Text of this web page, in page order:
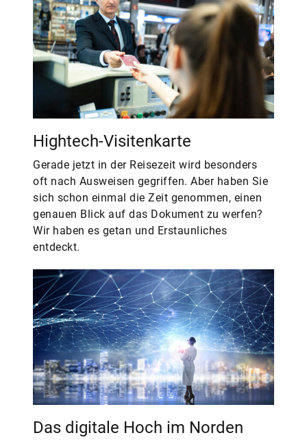
Hightech-Visitenkarte
Gerade jetzt in der Reisezeit wird besonders
oft nach Ausweisen gegriffen. Aber haben Sie
sich schon einmal die Zeit genommen, einen
genauen Blick auf das Dokument zu werfen?
Wir haben es getan und Erstaunliches
entdeckt.
Das digitale Hoch im Norden